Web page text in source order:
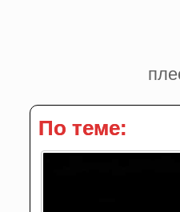
По теме: